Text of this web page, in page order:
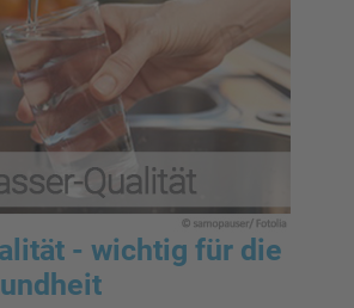
- wichtig für die